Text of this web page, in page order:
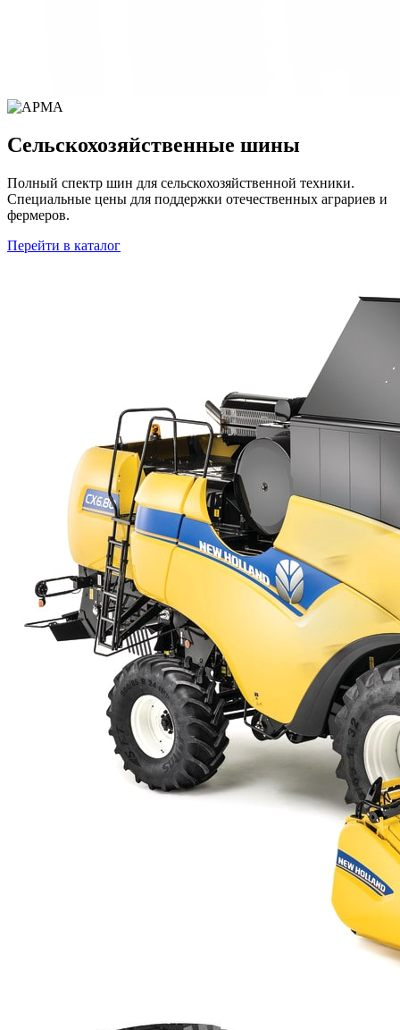
Сельскохозяйственные шины
Полный спектр шин для сельскохозяйственной техники.
Специальные цены для поддержки отечественных аграриев и
фермеров.
Перейти в каталог